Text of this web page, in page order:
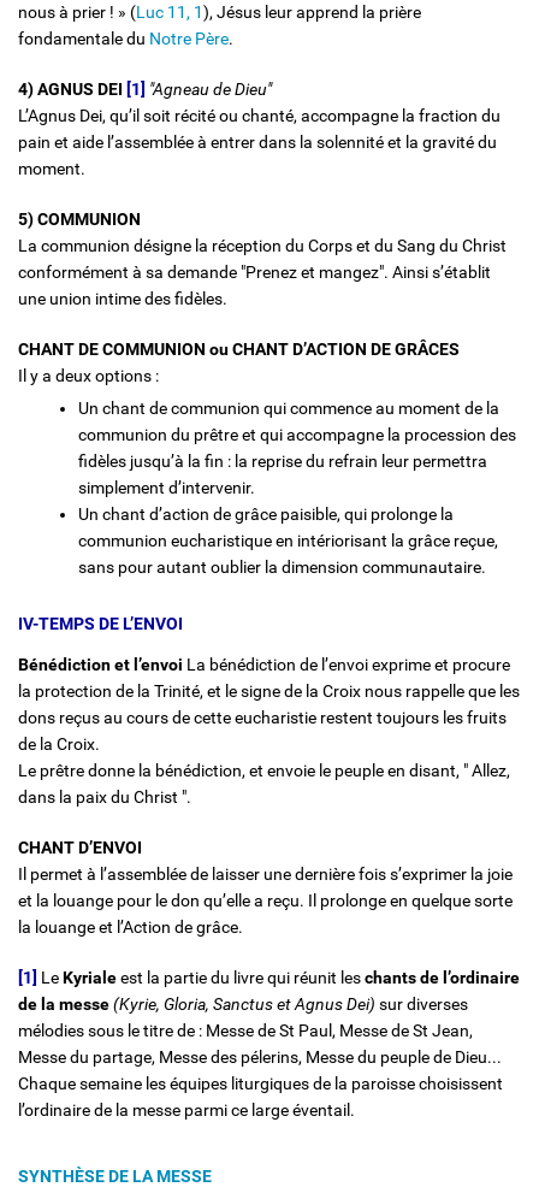
nous à prier ! » (Luc 11, 1), Jésus leur apprend la prière
fondamentale du Notre Père.
4) AGNUS DEI [1] "Agneau de Dieu"
L’Agnus Dei, qu’il soit récité ou chanté, accompagne la fraction du
pain et aide l’assemblée à entrer dans la solennité et la gravité du
moment.
5) COMMUNION
La communion désigne la réception du Corps et du Sang du Christ
conformément à sa demande "Prenez et mangez". Ainsi s’établit
une union intime des fidèles.
CHANT DE COMMUNION ou CHANT D’ACTION DE GRÂCES
Il y a deux options :
Un chant de communion qui commence au moment de la
communion du prêtre et qui accompagne la procession des
fidèles jusqu’à la fin : la reprise du refrain leur permettra
simplement d’intervenir.
Un chant d’action de grâce paisible, qui prolonge la
communion eucharistique en intériorisant la grâce reçue,
sans pour autant oublier la dimension communautaire.
IV-TEMPS DE L’ENVOI
Bénédiction et l’envoi La bénédiction de l’envoi exprime et procure
la protection de la Trinité, et le signe de la Croix nous rappelle que les
dons reçus au cours de cette eucharistie restent toujours les fruits
de la Croix.
Le prêtre donne la bénédiction, et envoie le peuple en disant, " Allez,
dans la paix du Christ ".
CHANT D’ENVOI
Il permet à l’assemblée de laisser une dernière fois s’exprimer la joie
et la louange pour le don qu’elle a reçu. Il prolonge en quelque sorte
la louange et l’Action de grâce.
[1] LeKyrialeest la partie du livre qui réunit leschants de l’ordinaire
de la messe(Kyrie, Gloria, Sanctus et Agnus Dei) sur diverses
mélodies sous le titre de : Messe de St Paul, Messe de St Jean,
Messe du partage, Messe des pélerins, Messe du peuple de Dieu...
Chaque semaine les équipes liturgiques de la paroisse choisissent
l’ordinaire de la messe parmi ce large éventail.
SYNTHÈSE DE LA MESSE